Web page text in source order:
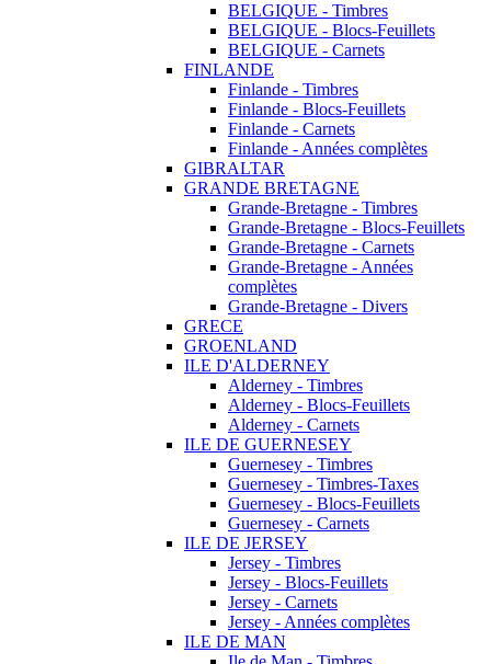
BELGIQUE - Timbres
BELGIQUE - Blocs-Feuillets
BELGIQUE - Carnets
FINLANDE
Finlande - Timbres
Finlande - Blocs-Feuillets
Finlande - Carnets
Finlande - Années complètes
GIBRALTAR
GRANDE BRETAGNE
Grande-Bretagne - Timbres
Grande-Bretagne - Blocs-Feuillets
Grande-Bretagne - Carnets
Grande-Bretagne - Années
complètes
Grande-Bretagne - Divers
GRECE
GROENLAND
ILE D'ALDERNEY
Alderney - Timbres
Alderney - Blocs-Feuillets
Alderney - Carnets
ILE DE GUERNESEY
Guernesey - Timbres
Guernesey - Timbres-Taxes
Guernesey - Blocs-Feuillets
Guernesey - Carnets
ILE DE JERSEY
Jersey - Timbres
Jersey - Blocs-Feuillets
Jersey - Carnets
Jersey - Années complètes
ILE DE MAN